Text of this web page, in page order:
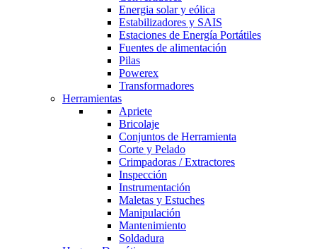
Energia solar y eólica
Estabilizadores y SAIS
Estaciones de Energía Portátiles
Fuentes de alimentación
Pilas
Powerex
Transformadores
Herramientas
Apriete
Bricolaje
Conjuntos de Herramienta
Corte y Pelado
Crimpadoras / Extractores
Inspección
Instrumentación
Maletas y Estuches
Manipulación
Mantenimiento
Soldadura